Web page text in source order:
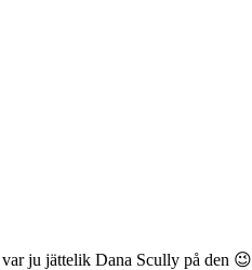
ju jättelik Dana Scully på den 😉